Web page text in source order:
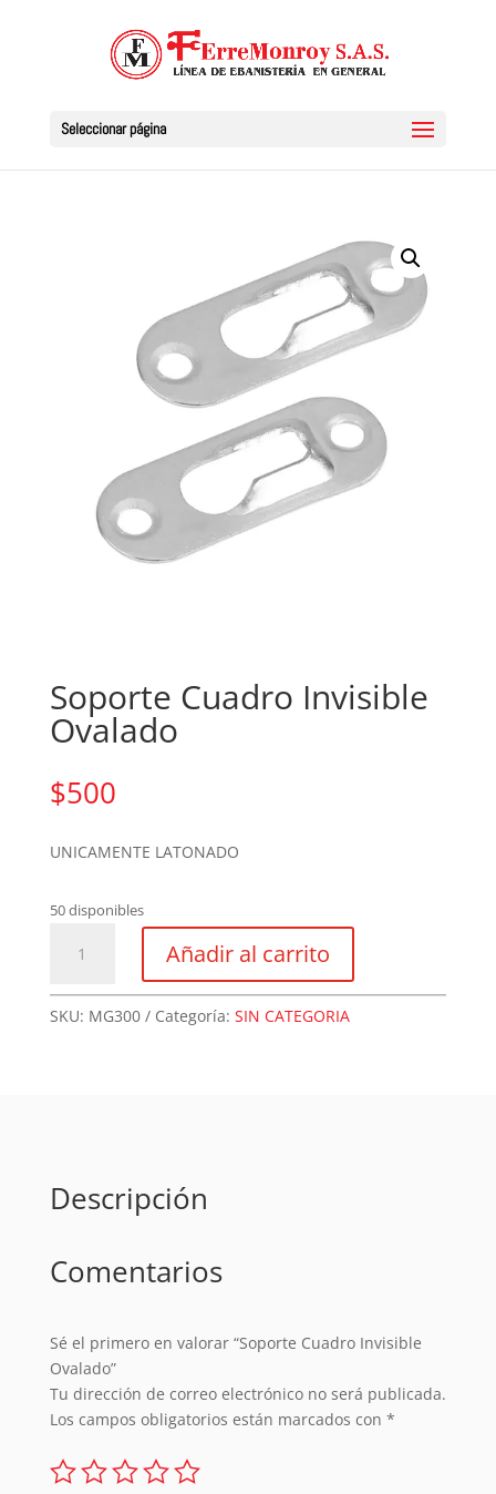
Seleccionar página
Soporte Cuadro Invisible
Ovalado
$500
UNICAMENTE LATONADO
50 disponibles
Cuadro
Ovalado
Añadir al carrito
SKU: MG300 Categoría: SIN CATEGORIA
Descripción
Comentarios
Sé el primero en valorar “Soporte Cuadro Invisible
Ovalado”
Tu dirección de correo electrónico no será publicada.
Los campos obligatorios están marcados con *